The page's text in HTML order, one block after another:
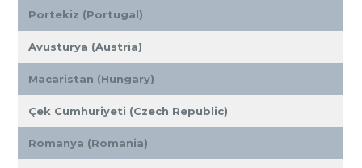
Portekiz (Portugal)
Avusturya (Austria)
Macaristan (Hungary)
Çek Cumhuriyeti (Czech Republic)
Romanya (Romania)